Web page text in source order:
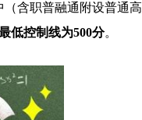
含职普融通附设普通高
低控制线为500分。